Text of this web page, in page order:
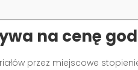
na cenę
przez miejscowe